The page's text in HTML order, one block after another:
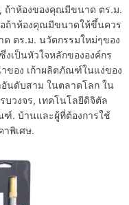
ถ้าห้องของคุณมีขนาด ตร.ม.
อถ้าห้องคุณมีขนาดให้ขึ้นควร
ด ตร.ม. นวัตกรรมใหม่ๆของ
งเป็นหัวใจหลักขององค์กร
ำของ เก้าผลิตภัณฑ์ในแง่ของ
นดับสาม ในตลาดโลก ใน
บวงจร, เทคโนโลยีดิจิตัล
. บ้านและผู้ที่ต้องการใช้
พิเศษ.